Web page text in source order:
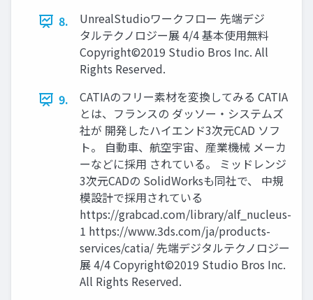
8.
UnrealStudioワークフロー 先端デジ
タルテクノロジー展 4/4 基本使用無料
Copyright©2019 Studio Bros Inc. All
Rights Reserved.
9.
CATIAのフリー素材を変換してみる CATIA
とは、フランスの ダッソー・システムズ
社が 開発したハイエンド3次元CAD ソフ
ト。 自動車、航空宇宙、産業機械 メーカ
ーなどに採用 されている。 ミッドレンジ
3次元CADの SolidWorksも同社で、 中規
模設計で採用されている
https://grabcad.com/library/alf_nucleus-
1 https://www.3ds.com/ja/products-
services/catia/ 先端デジタルテクノロジー
展 4/4 Copyright©2019 Studio Bros Inc.
All Rights Reserved.